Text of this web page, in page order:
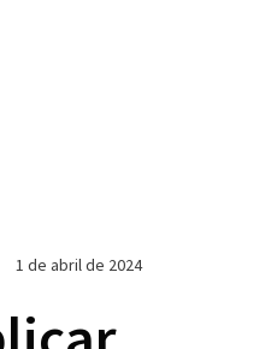
1 de abril de 2024